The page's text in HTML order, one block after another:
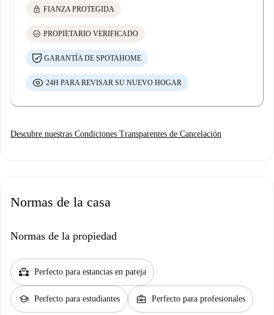
lock FIANZA PROTEGIDA
check_circle PROPIETARIO VERIFICADO
GARANTÍA DE SPOTAHOME
24H PARA REVISAR SU NUEVO HOGAR
Descubre nuestras Condiciones Transparentes de Cancelación
Normas de la casa
Normas de la propiedad
partner_heart Perfecto para estancias en pareja
school Perfecto para estudiantes business_center Perfecto para profesionales